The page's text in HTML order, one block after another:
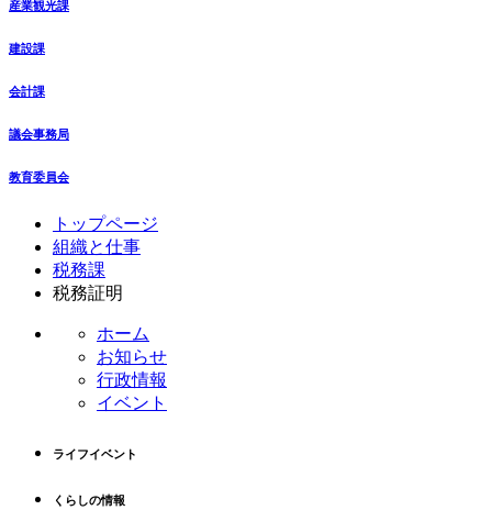
産業観光課
建設課
会計課
議会事務局
教育委員会
トップページ
組織と仕事
税務課
税務証明
ホーム
お知らせ
行政情報
イベント
ライフイベント
くらしの情報